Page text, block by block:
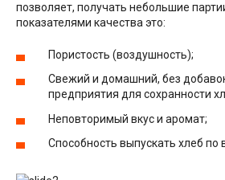
позволяет, получать небольшие
показателями качества это:
Пористость (воздушность);
Свежий и домашний, без
предприятия для сохранности
Неповторимый вкус и аромат;
Способность выпускать хлеб по